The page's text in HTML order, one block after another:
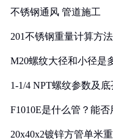
不锈钢通风 管道施工
201不锈钢重量计算方
M20螺纹大径和小径是
1-1/4 NPT螺纹参数及
F1010E是什么管？能否
20x40x2镀锌方管单米